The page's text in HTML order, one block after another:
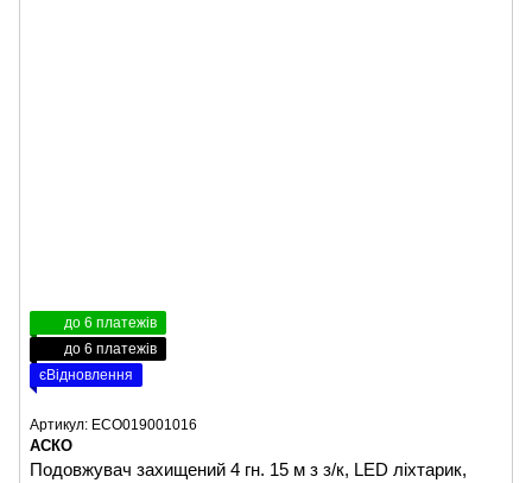
до 6 платежів
до 6 платежів
єВідновлення
Артикул: ECO019001016
АСКО
Подовжувач захищений 4 гн. 15 м з з/к, LED ліхтарик,